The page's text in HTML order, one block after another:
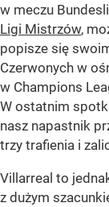
w meczu
Ligi Mistrzów,
popisze się
Czerwonych w
w Champions
W ostatnim
nasz napastnik
trzy trafienia i
Villarreal to
z dużym